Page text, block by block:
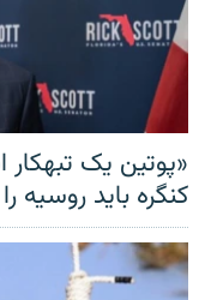
«پوتین یک
کنگره باید روسیه